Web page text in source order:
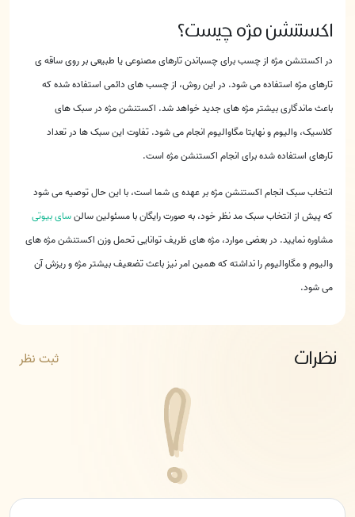
اکستنشن مژه چیست؟
در اکستنشن مژه از چسب برای چسباندن تارهای مصنوعی یا طبیعی بر روی ساقه ی
تارهای مژه استفاده می شود. در این روش، از چسب های دائمی استفاده شده که
باعث ماندگاری بیشتر مژه های جدید خواهد شد. اکستنشن مژه در سبک های
کلاسیک، والیوم و نهایتا مگاوالیوم انجام می شود. تفاوت این سبک ها در تعداد
تارهای استفاده شده برای انجام اکستنشن مژه است.
انتخاب سبک انجام اکستنشن مژه بر عهده ی شما است، با این حال توصیه می شود
که پیش از انتخاب سبک مد نظر خود، به صورت رایگان با مسئولین سالنسای بیوتی
مشاوره نمایید. در بعضی موارد، مژه های ظریف توانایی تحمل وزن اکستنشن مژه های
والیوم و مگاوالیوم را نداشته که همین امر نیز باعث تضعیف بیشتر مژه و ریزش آن
می شود.
نظرات ثبت نظر